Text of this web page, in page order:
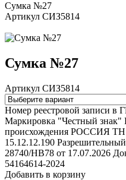
Сумка №27
Артикул СИЗ5814
Сумка №27
Артикул СИЗ5814
Номер реестровой записи в
Маркировка "Честный знак"
происхождения РОССИЯ
15.12.12.190
28740/НВ78 от 17.07.2026
54164614-2024
Добавить в корзину